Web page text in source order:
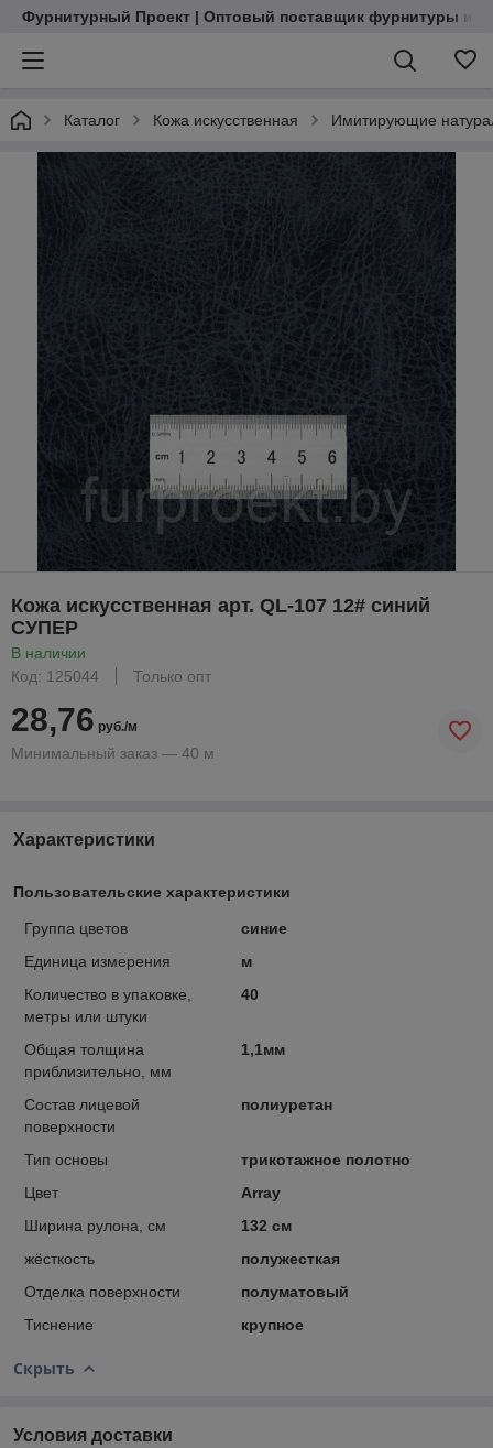
Фурнитурный Проект | Оптовый поставщик фурнитуры и
Каталог Кожа искусственная Имитирующие
Кожа искусственная арт. QL-107 12# синий
СУПЕР
В наличии
Код: 125044
Только опт
28,76 руб./м
Минимальный заказ — 40 м
Характеристики
Пользовательские характеристики
Группа цветов
синие
Единица измерения
м
Количество в упаковке,
метры или штуки
40
Общая толщина
приблизительно, мм
1,1мм
Состав лицевой
поверхности
полиуретан
Тип основы
трикотажное полотно
Цвет
Array
Ширина рулона, см
132 см
жёсткость
полужесткая
Отделка поверхности
полуматовый
Тиснение
крупное
Скрыть
Условия доставки